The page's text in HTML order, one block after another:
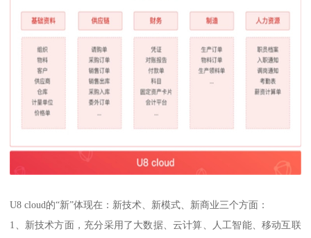
U8 cloud的“新”体现在：新技术、新模式、新商业三个方面：
1、新技术方面，充分采用了大数据、云计算、人工智能、移动互联